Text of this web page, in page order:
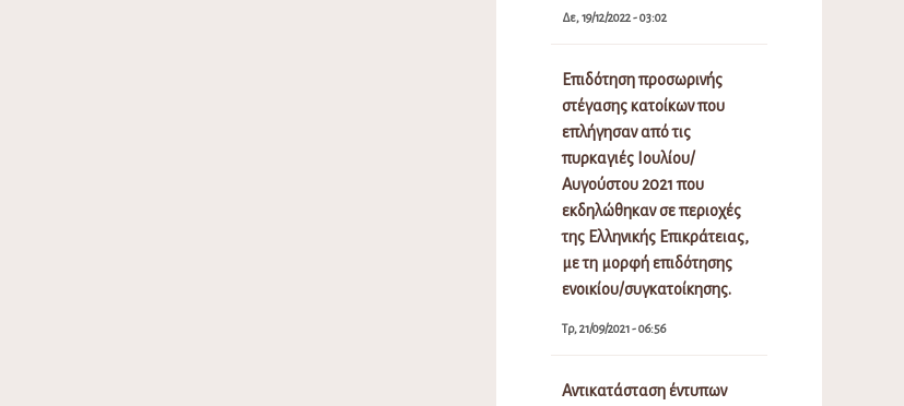
Δε, 19/12/2022 - 03:02
Επιδότηση προσωρινής
στέγασης κατοίκων που
επλήγησαν από τις
πυρκαγιές Ιουλίου/
Αυγούστου 2021 που
εκδηλώθηκαν σε περιοχές
της Ελληνικής Επικράτειας,
με τη μορφή επιδότησης
ενοικίου/συγκατοίκησης.
Τρ, 21/09/2021 - 06:56
Αντικατάσταση έντυπων